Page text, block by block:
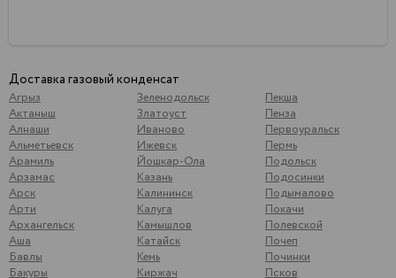
Доставка газовый конденсат
Агрыз
Актаныш
Алнаши
Альметьевск
Арамиль
Арзамас
Арск
Арти
Архангельск
Аша
Бавлы
Бакуры
Зеленодольск
Златоуст
Иваново
Ижевск
Йошкар-Ола
Казань
Калининск
Калуга
Камышлов
Катайск
Кемь
Киржач
Пекша
Пенза
Первоуральск
Пермь
Подольск
Подосинки
Подымалово
Покачи
Полевской
Почеп
Починки
Псков